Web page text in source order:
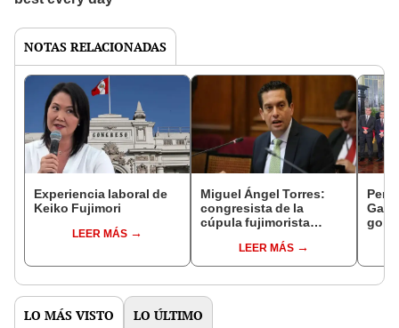
NOTAS RELACIONADAS
Experiencia laboral de
Keiko Fujimori
LEER MÁS
Miguel Ángel Torres:
congresista de la
cúpula fujimorista
del SenadoLEER MÁS
LO MÁS VISTO LO ÚLTIMO